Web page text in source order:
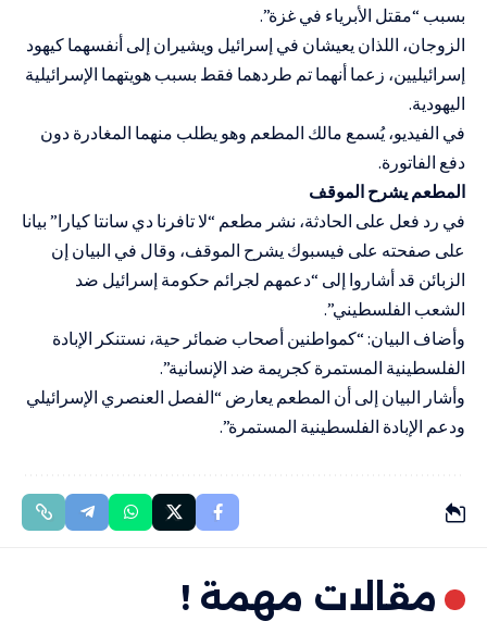
بسبب “مقتل الأبرياء في غزة”.
الزوجان، اللذان يعيشان في إسرائيل ويشيران إلى أنفسهما كيهود
إسرائيليين، زعما أنهما تم طردهما فقط بسبب هويتهما الإسرائيلية
اليهودية.
في الفيديو، يُسمع مالك المطعم وهو يطلب منهما المغادرة دون
دفع الفاتورة.
المطعم يشرح الموقف
في رد فعل على الحادثة، نشر مطعم “لا تافرنا دي سانتا كيارا” بيانا
على صفحته على فيسبوك يشرح الموقف، وقال في البيان إن
الزبائن قد أشاروا إلى “دعمهم لجرائم حكومة إسرائيل ضد
الشعب الفلسطيني”.
وأضاف البيان: “كمواطنين أصحاب ضمائر حية، نستنكر الإبادة
الفلسطينية المستمرة كجريمة ضد الإنسانية”.
وأشار البيان إلى أن المطعم يعارض “الفصل العنصري الإسرائيلي
ودعم الإبادة الفلسطينية المستمرة”.
مقالات مهمة !